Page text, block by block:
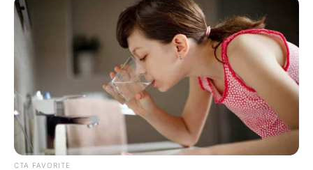
REGIOTRAM DE OCCIDENTE
RegioTram de Occidente
operará entre dos
municipios de
Cundinamarca antes de
terminar el 2027
CTA FAVORITE